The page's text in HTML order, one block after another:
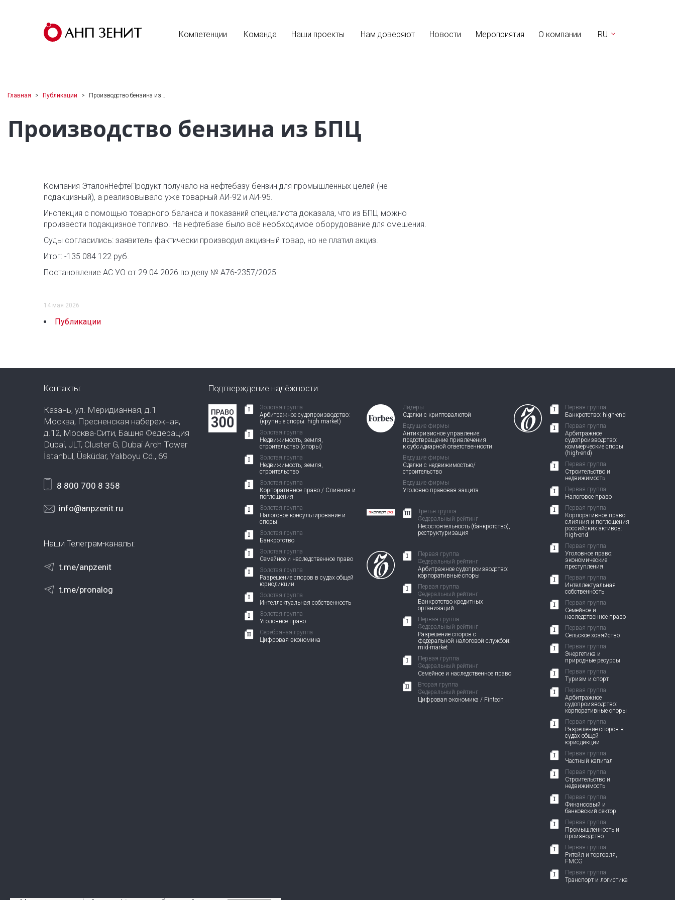
Компетенции Команда Наши проекты Нам доверяют Новости Мероприятия О компании RU
Главная Публикации Производство бензина из…
Производство бензина из БПЦ
Компания ЭталонНефтеПродукт получало на нефтебазу бензин для промышленных целей (не
подакцизный), а реализовывало уже товарный АИ-92 и АИ-95.
Инспекция с помощью товарного баланса и показаний специалиста доказала, что из БПЦ можно
произвести подакцизное топливо. На нефтебазе было всё необходимое оборудование для смешения.
Суды согласились: заявитель фактически производил акцизный товар, но не платил акциз.
Итог: -135 084 122 руб.
Постановление АС УО от 29.04.2026 по делу № А76-2357/2025
14 мая 2026
Публикации
Контакты:
Казань, ул. Меридианная, д.1
Москва, Пресненская набережная,
д.12, Москва-Сити, Башня Федерация
Dubai, JLT, Cluster G, Dubai Arch Tower
İstanbul, Üsküdar, Yalıboyu Cd., 69
8 800 700 8 358
info@anpzenit.ru
Наши Телеграм-каналы:
t.me/anpzenit
t.me/pronalog
Подтверждение надёжности:
Золотая группа
Арбитражное судопроизводство:
(крупные споры: high market)
Золотая группа
Недвижимость, земля,
строительство (споры)
Золотая группа
Недвижимость, земля,
строительство
Золотая группа
Корпоративное право / Слияния и
поглощения
Золотая группа
Налоговое консультирование и
споры
Золотая группа
Банкротство
Золотая группа
Семейное и наследственное право
Золотая группа
Разрешение споров в судах общей
юрисдикции
Золотая группа
Интеллектуальная собственность
Золотая группа
Уголовное право
Серебряная группа
Цифровая экономика
Лидеры
Сделки с криптовалютой
Ведущие фирмы
Антикризисное управление:
предотвращение привлечения
к субсидиарной ответственности
Ведущие фирмы
Сделки с недвижимостью/
строительство
Ведущие фирмы
Уголовно правовая защита
Третья группа
Федеральный рейтинг
Несостоятельность (банкротство),
реструктуризация
Первая группа
Федеральный рейтинг
Арбитражное судопроизводство:
корпоративные споры
Первая группа
Федеральный рейтинг
Банкротство кредитных
организаций
Первая группа
Федеральный рейтинг
Разрешение споров с
федеральной налоговой службой:
mid-market
Первая группа
Федеральный рейтинг
Семейное и наследственное право
Вторая группа
Федеральный рейтинг
Цифровая экономика / Fintech
Первая группа
Банкротство: high-end
Первая группа
Арбитражное
судопроизводство:
коммерческие споры
(high-end)
Первая группа
Строительство и
недвижимость
Первая группа
Налоговое право
Первая группа
Корпоративное право:
слияния и поглощения
российских активов:
high-end
Первая группа
Уголовное право:
экономические
преступления
Первая группа
Интеллектуальная
собственность
Первая группа
Семейное и
наследственное право
Первая группа
Сельское хозяйство
Первая группа
Энергетика и
природные ресурсы
Первая группа
Туризм и спорт
Первая группа
Арбитражное
судопроизводство:
корпоративные споры
Первая группа
Разрешение споров в
судах общей
юрисдикции
Первая группа
Частный капитал
Первая группа
Строительство и
недвижимость
Первая группа
Финансовый и
банковский сектор
Первая группа
Промышленность и
производство
Первая группа
Ритейл и торговля,
FMCG
Первая группа
Транспорт и логистика